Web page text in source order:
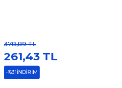
378,89 TL
261,43 TL
-%31İNDİRİM